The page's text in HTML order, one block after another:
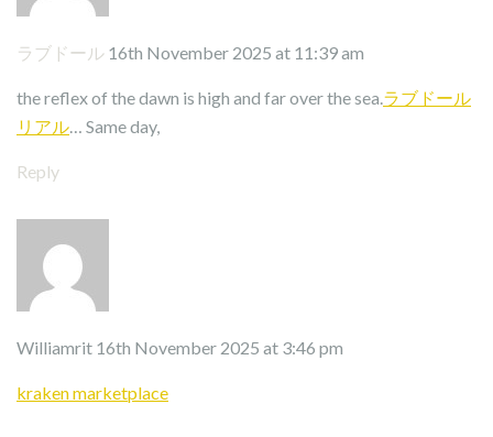
ラブドール 16th November 2025 at 11:39 am
the reflex of the dawn is high and far over the sea. ラブドール
リアル … Same day,
Reply
Williamrit 16th November 2025 at 3:46 pm
kraken marketplace